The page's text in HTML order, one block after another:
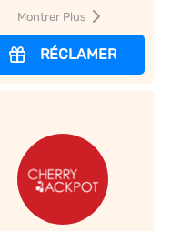
Montrer Plus
RÉCLAMER